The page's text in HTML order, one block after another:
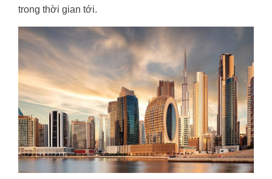
trong thời gian tới.